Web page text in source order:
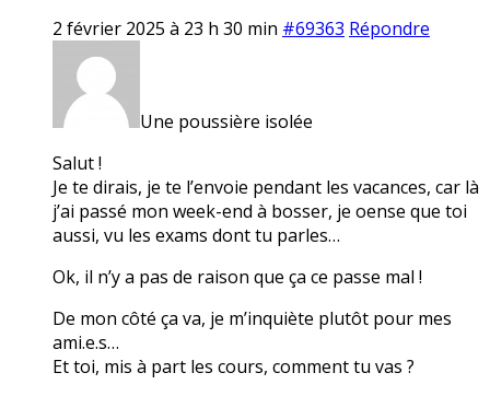
2 février 2025 à 23 h 30 min #69363 Répondre
Une poussière isolée
Salut !
Je te dirais, je te l’envoie pendant les vacances, car là
j’ai passé mon week-end à bosser, je oense que toi
aussi, vu les exams dont tu parles…
Ok, il n’y a pas de raison que ça ce passe mal !
De mon côté ça va, je m’inquiète plutôt pour mes
ami.e.s…
Et toi, mis à part les cours, comment tu vas ?